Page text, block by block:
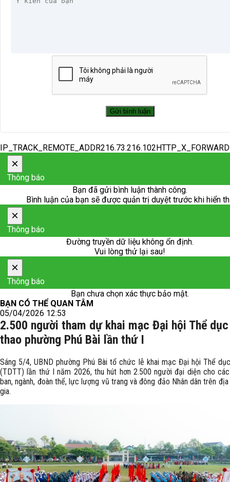
×
Thông báo
Bạn đã gửi bình luận thành công.
Bình luận của bạn sẽ được quản trị duyệt trước khi hiển
×
Thông báo
Đường truyền dữ liệu không ổn định.
Vui lòng thử lại sau!
×
Thông báo
Bạn chưa chọn xác thực bảo mật.
BẠN CÓ THỂ QUAN TÂM
05/04/2026 12:53
2.500 người tham dự khai mạc Đại hội Thể
thao phường Phú Bài lần thứ I
Sáng 5/4, UBND phường Phú Bài tổ chức lễ khai mạc Đại hội Thể
(TDTT) lần thứ I năm 2026, thu hút hơn 2.500 người đại diện cho
ban, ngành, đoàn thể, lực lượng vũ trang và đông đảo Nhân dân trên
gia.